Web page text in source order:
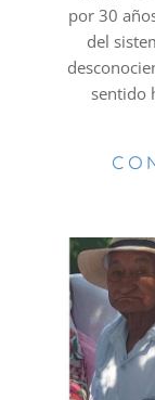
por 30
del
sentido